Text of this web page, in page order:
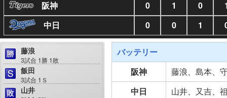
阪神
0 1 0
中日
0 0 1
藤浪
3試合 1勝 1敗
飯田
3試合 1Ｓ
山井
バッテリー
阪神
藤浪、島本、
中日
山井、又吉、